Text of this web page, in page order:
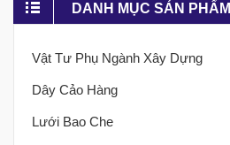
DANH MỤC SẢN PHẨM
Vật Tư Phụ Ngành Xây Dựng
Dây Cảo Hàng
Lưới Bao Che